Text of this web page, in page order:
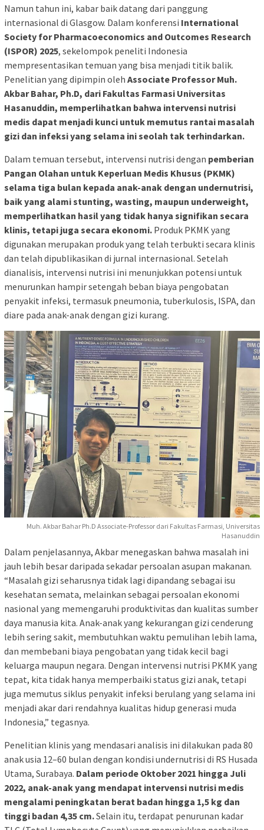
Namun tahun ini, kabar baik datang dari panggung
internasional di Glasgow. Dalam konferensi International
Society for Pharmacoeconomics and Outcomes Research
(ISPOR) 2025, sekelompok peneliti Indonesia
mempresentasikan temuan yang bisa menjadi titik balik.
Penelitian yang dipimpin oleh Associate Professor Muh.
Akbar Bahar, Ph.D, dari Fakultas Farmasi Universitas
Hasanuddin, memperlihatkan bahwa intervensi nutrisi
medis dapat menjadi kunci untuk memutus rantai masalah
gizi dan infeksi yang selama ini seolah tak terhindarkan.
Dalam temuan tersebut, intervensi nutrisi dengan pemberian
Pangan Olahan untuk Keperluan Medis Khusus (PKMK)
selama tiga bulan kepada anak-anak dengan undernutrisi,
baik yang alami stunting, wasting, maupun underweight,
memperlihatkan hasil yang tidak hanya signifikan secara
klinis, tetapi juga secara ekonomi. Produk PKMK yang
digunakan merupakan produk yang telah terbukti secara klinis
dan telah dipublikasikan di jurnal internasional. Setelah
dianalisis, intervensi nutrisi ini menunjukkan potensi untuk
menurunkan hampir setengah beban biaya pengobatan
penyakit infeksi, termasuk pneumonia, tuberkulosis, ISPA, dan
diare pada anak-anak dengan gizi kurang.
Muh. Akbar Bahar Ph.D Associate-Professor dari Fakultas Farmasi, Universitas
Hasanuddin
Dalam penjelasannya, Akbar menegaskan bahwa masalah ini
jauh lebih besar daripada sekadar persoalan asupan makanan.
“Masalah gizi seharusnya tidak lagi dipandang sebagai isu
kesehatan semata, melainkan sebagai persoalan ekonomi
nasional yang memengaruhi produktivitas dan kualitas sumber
daya manusia kita. Anak-anak yang kekurangan gizi cenderung
lebih sering sakit, membutuhkan waktu pemulihan lebih lama,
dan membebani biaya pengobatan yang tidak kecil bagi
keluarga maupun negara. Dengan intervensi nutrisi PKMK yang
tepat, kita tidak hanya memperbaiki status gizi anak, tetapi
juga memutus siklus penyakit infeksi berulang yang selama ini
menjadi akar dari rendahnya kualitas hidup generasi muda
Indonesia,” tegasnya.
Penelitian klinis yang mendasari analisis ini dilakukan pada 80
anak usia 12–60 bulan dengan kondisi undernutrisi di RS Husada
Utama, Surabaya. Dalam periode Oktober 2021 hingga Juli
2022, anak-anak yang mendapat intervensi nutrisi medis
mengalami peningkatan berat badan hingga 1,5 kg dan
tinggi badan 4,35 cm.Selain itu, terdapat penurunan kadar